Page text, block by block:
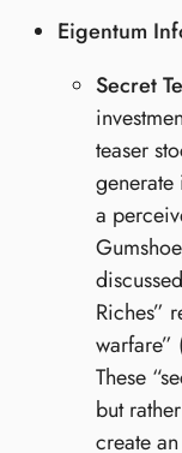
Eigentum
Secret
teaser
a
Riches”
warfare”
These
but
create